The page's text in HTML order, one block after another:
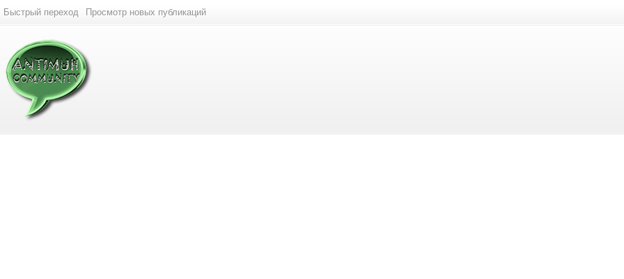
Быстрый переход Просмотр новых публикаций